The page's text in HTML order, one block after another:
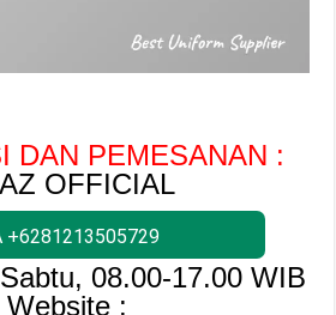
DAN PEMESANAN :
OFFICIAL
+6281213505729
08.00-17.00 WIB
Website :